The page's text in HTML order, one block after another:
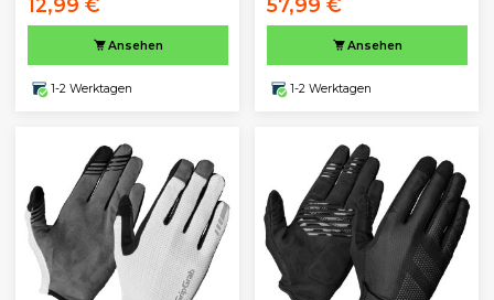
12,99 €
Ansehen
1-2 Werktagen
57,99 €
Ansehen
1-2 Werktagen